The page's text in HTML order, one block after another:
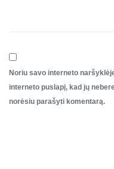
Noriu savo interneto
interneto puslapį, kad jų
norėsiu parašyti komentarą.